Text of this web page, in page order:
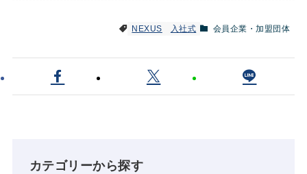
会員企業・加盟団体
NEXUS 入社式
カテゴリーから探す